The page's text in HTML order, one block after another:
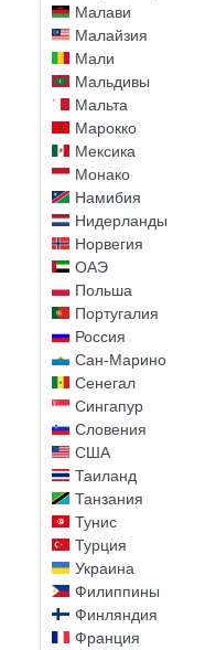
Малави
Малайзия
Мали
Мальдивы
Мальта
Марокко
Мексика
Монако
Намибия
Нидерланды
Норвегия
ОАЭ
Польша
Португалия
Россия
Сан-Марино
Сенегал
Сингапур
Словения
США
Таиланд
Танзания
Тунис
Турция
Украина
Филиппины
Финляндия
Франция